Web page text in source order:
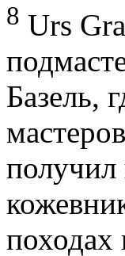
8 Urs
Базель,
получил
походах